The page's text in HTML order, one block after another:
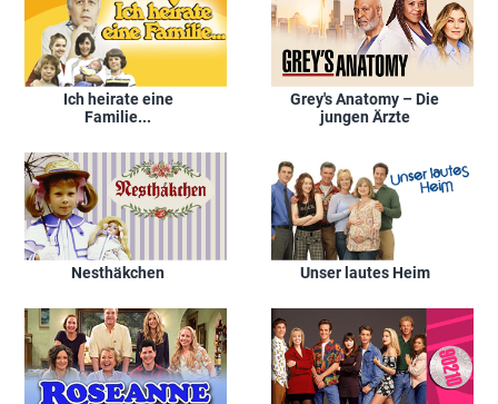
Ich heirate eine
Familie...
Grey's Anatomy – Die
jungen Ärzte
Nesthäkchen Unser lautes Heim